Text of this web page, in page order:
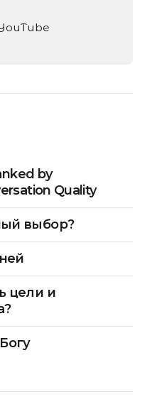
by
Quality
выбор?
цели и